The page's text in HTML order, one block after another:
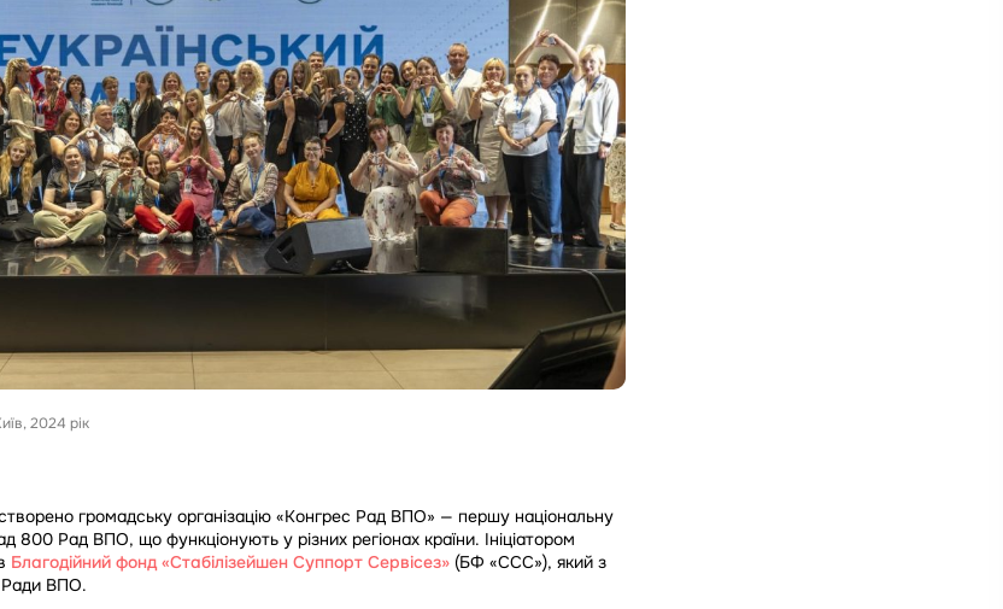
2024 рік
громадську організацію «Конгрес Рад ВПО» — першу національну
800 Рад ВПО, що функціонують у різних регіонах країни. Ініціатором
Благодійний фонд «Стабілізейшен Суппорт Сервісез» (БФ «ССС»), який з
Ради ВПО.